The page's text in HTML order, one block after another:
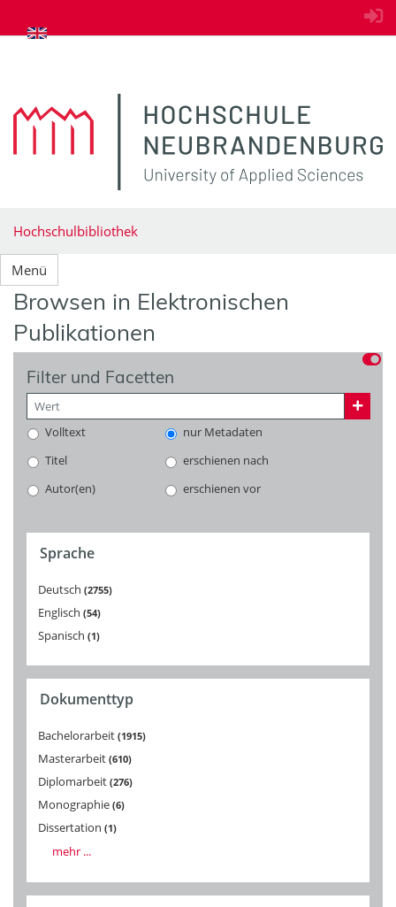
zum Inhalt springen
Hochschulbibliothek
Menü
Browsen in Elektronischen
Publikationen
Filter und Facetten
Volltext
nur Metadaten
Titel
erschienen nach
Autor(en)
erschienen vor
Sprache
Deutsch 2755
Englisch 54
Spanisch 1
Dokumenttyp
Bachelorarbeit 1915
Masterarbeit 610
Diplomarbeit 276
Monographie 6
Dissertation 1
mehr ...